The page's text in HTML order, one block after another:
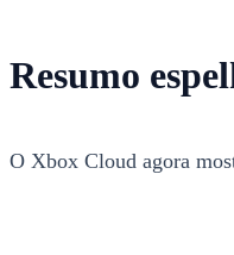
Resumo
O Xbox Cloud agora